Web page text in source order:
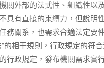
關外部的法式性、組織性
具有直接的束縛力，但說明
務關系，也需求合適法定要
的相干規則，行政規定的符
行政規定，發布機關需求實